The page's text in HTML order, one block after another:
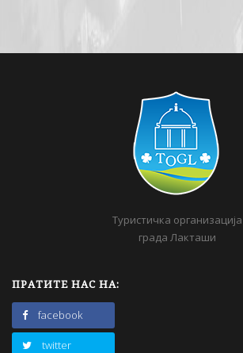
Туристичка организација
града Лакташи
ПРАТИТЕ НАС НА:
facebook
twitter